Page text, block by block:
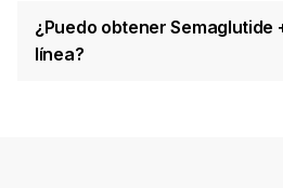
¿Puedo obtener Semaglutide
línea?